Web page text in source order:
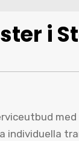
i
individuella